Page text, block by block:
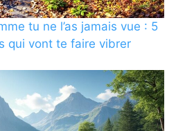
tu ne l’as jamais vue : 5
qui vont te faire vibrer